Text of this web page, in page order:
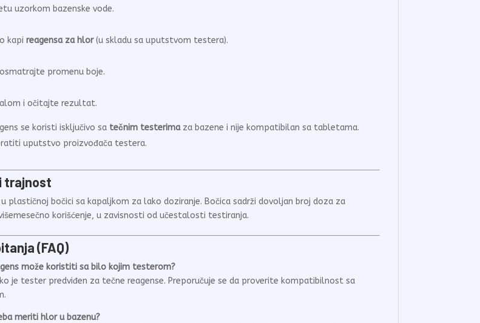
uzorkom bazenske vode.
kapi reagensa za hlor(u skladu sa uputstvom testera).
promenu boje.
i očitajte rezultat.
se koristi isključivo sa tečnim testerimaza bazene i nije kompatibilan sa tabletama.
uputstvo proizvođača testera.
trajnost
plastičnoj bočici sa kapaljkom za lako doziranje. Bočica sadrži dovoljan broj doza za
korišćenje, u zavisnosti od učestalosti testiranja.
(FAQ)
može koristiti sa bilo kojim testerom?
je tester predviđen za tečne reagense. Preporučuje se da proverite kompatibilnost sa
meriti hlor u bazenu?